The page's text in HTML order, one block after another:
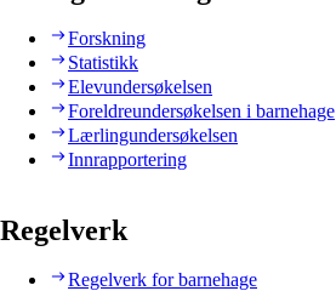
Forskning
Statistikk
Elevundersøkelsen
Foreldreundersøkelsen i barnehage
Lærlingundersøkelsen
Innrapportering
Regelverk
Regelverk for barnehage